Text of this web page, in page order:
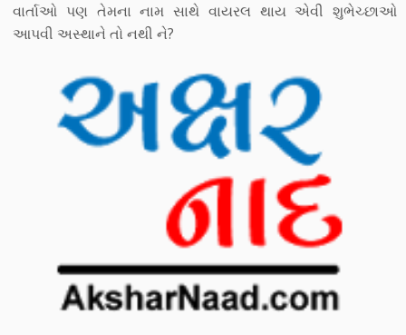
વાર્તાઓ પણ તેમના નામ સાથે વાયરલ થાય એવી શુભેચ્છાઓ
આપવી અસ્થાને તો નથી ને?